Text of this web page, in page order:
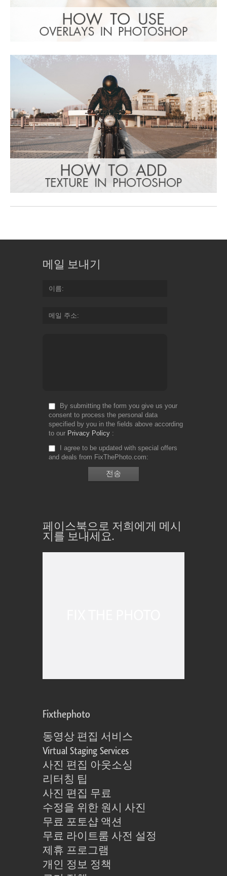
메일 보내기
이름
메일 주소
By submitting the form you give us your
consent to process the personal data
specified by you in the fields above according
to our Privacy Policy
I agree to be updated with special offers
and deals from FixThePhoto.com
페이스북으로 저희에게 메시
지를 보내세요.
Fixthephoto
동영상 편집 서비스
Virtual Staging Services
사진 편집 아웃소싱
리터칭 팁
사진 편집 무료
수정을 위한 원시 사진
무료 포토샵 액션
무료 라이트룸 사전 설정
제휴 프로그램
개인 정보 정책